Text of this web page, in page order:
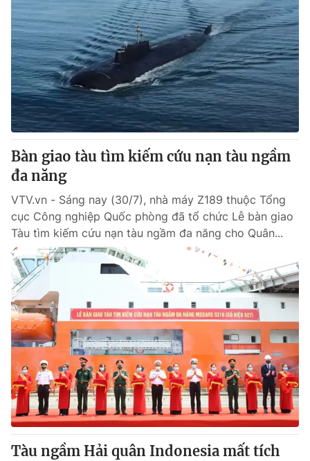
Theo dõi báo trên
Cơ quan chủ quản:Đài Truyền hình Việt Nam
Cơ quan báo chí:Thời báo VTV
Giấy phép hoạt động báo in và báo điện tử số 483/GP-BTTTT
cấp ngày 29/12/2023
Tổng Biên tập:
Vũ Thanh Thủy
Phó Tổng Biên tập:Nguyễn Thị Mỹ Hạnh, Phạm Quốc Thắng,
Nguyễn Trọng Ninh
Tổng đài VTV:
Ðiện thoại Thời báo VTV:
024.66 897 897
Email:toasoan@vtv.vn
Liên hệ quảng cáo: 024-7300.7108
® Cấm sao chép dưới mọi hình thức nếu không có sự chấp
thuận bằng văn bản. Ghi rõ nguồn VTV.vn khi phát hành lại
thông tin từ website này.
Bàn giao tàu tìm kiếm cứu nạn tàu ngầm
đa năng
VTV.vn - Sáng nay (30/7), nhà máy Z189 thuộc Tổng
cục Công nghiệp Quốc phòng đã tổ chức Lễ bàn giao
Tàu tìm kiếm cứu nạn tàu ngầm đa năng cho Quân...
Tàu ngầm Hải quân Indonesia mất tích